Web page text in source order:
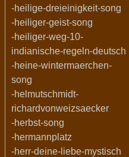
-heilige-dreieinigkeit-song
-heiliger-geist-song
-heiliger-weg-10-
indianische-regeln-deutsch
-heine-wintermaerchen-
song
-helmutschmidt-
richardvonweizsaecker
-herbst-song
-hermannplatz
-herr-deine-liebe-mystisch